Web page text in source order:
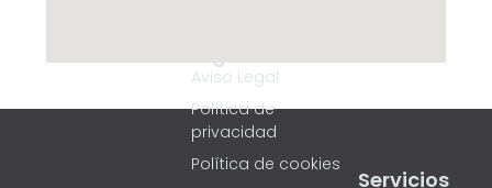
Aviso Legal
Política de
privacidad
Política de cookies
Servicios